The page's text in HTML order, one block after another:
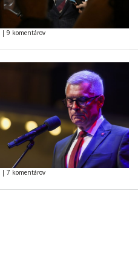
| 9 komentárov
| 7 komentárov